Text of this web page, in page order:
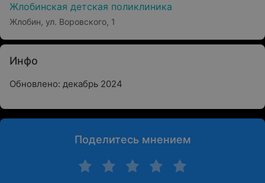
Жлобинская детская поликлиника
Жлобин, ул. Воровского, 1
Инфо
Обновлено: декабрь 2024
Поделитесь мнением